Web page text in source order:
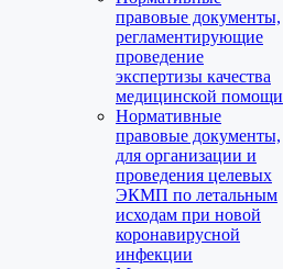
правовые документы,
регламентирующие
проведение
экспертизы качества
медицинской помощи
Нормативные
правовые документы,
для организации и
проведения целевых
ЭКМП по летальным
исходам при новой
коронавирусной
инфекции